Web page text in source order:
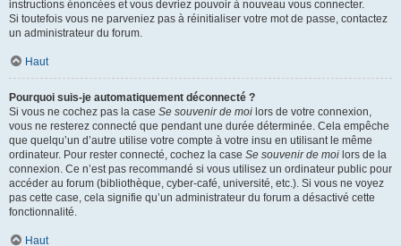
instructions énoncées et vous devriez pouvoir à nouveau vous connecter.
Si toutefois vous ne parveniez pas à réinitialiser votre mot de passe, contactez
un administrateur du forum.
Haut
Pourquoi suis-je automatiquement déconnecté ?
Si vous ne cochez pas la case Se souvenir de moi lors de votre connexion,
vous ne resterez connecté que pendant une durée déterminée. Cela empêche
que quelqu’un d’autre utilise votre compte à votre insu en utilisant le même
ordinateur. Pour rester connecté, cochez la case Se souvenir de moi lors de la
connexion. Ce n’est pas recommandé si vous utilisez un ordinateur public pour
accéder au forum (bibliothèque, cyber-café, université, etc.). Si vous ne voyez
pas cette case, cela signifie qu’un administrateur du forum a désactivé cette
fonctionnalité.
Haut